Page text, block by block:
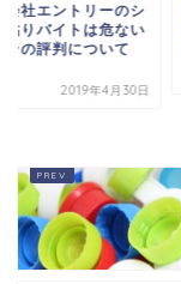
会社エントリーのシ
貼りバイトは危ない
その評判について
2019年4月30日